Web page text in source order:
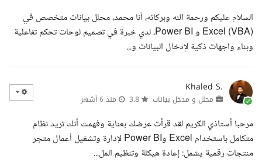
السلام عليكم ورحمة الله وبركاته، أنا محمد، محلل بيانات متخصص في
Excel (VBA) و Power BI، لدي خبرة في تصميم لوحات تحكم تفاعلية
وبناء واجهات ذكية لإدخال البيانات و...
Khaled S.
محلل و مدخل بيانات منذ 6 أشهر
مرحبا أستاذي الكريم لقد قرأت عرضك بعناية وفهمت أنك تريد نظام
متكامل باستخدام Excel وPower BI لإدارة وتشغيل أعمال متجر
منتجات رقمية يشمل: إعادة هيكلة وتنظيم المل...